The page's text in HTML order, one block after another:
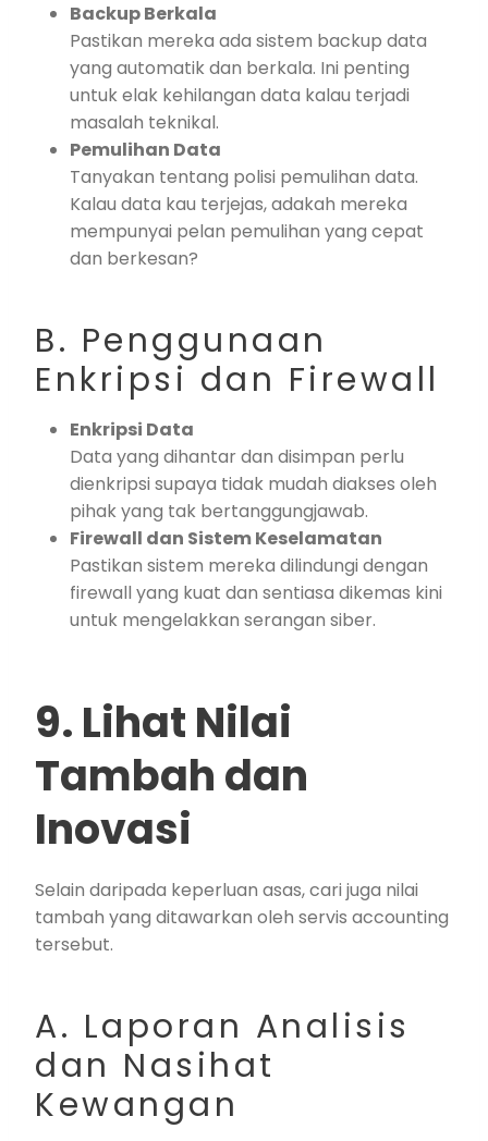
Backup Berkala
Pastikan mereka ada sistem backup data
yang automatik dan berkala. Ini penting
untuk elak kehilangan data kalau terjadi
masalah teknikal.
Pemulihan Data
Tanyakan tentang polisi pemulihan data.
Kalau data kau terjejas, adakah mereka
mempunyai pelan pemulihan yang cepat
dan berkesan?
B. Penggunaan
Enkripsi dan Firewall
Enkripsi Data
Data yang dihantar dan disimpan perlu
dienkripsi supaya tidak mudah diakses oleh
pihak yang tak bertanggungjawab.
Firewall dan Sistem Keselamatan
Pastikan sistem mereka dilindungi dengan
firewall yang kuat dan sentiasa dikemas kini
untuk mengelakkan serangan siber.
9. Lihat Nilai
Tambah dan
Inovasi
Selain daripada keperluan asas, cari juga nilai
tambah yang ditawarkan oleh servis accounting
tersebut.
A. Laporan Analisis
dan Nasihat
Kewangan